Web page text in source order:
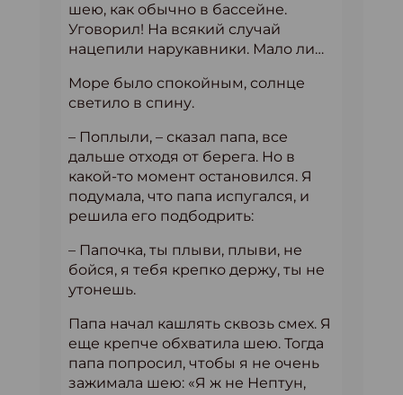
шею, как обычно в бассейне.
Уговорил! На всякий случай
нацепили нарукавники. Мало ли…
Море было спокойным, солнце
светило в спину.
– Поплыли, – сказал папа, все
дальше отходя от берега. Но в
какой-то момент остановился. Я
подумала, что папа испугался, и
решила его подбодрить:
– Папочка, ты плыви, плыви, не
бойся, я тебя крепко держу, ты не
утонешь.
Папа начал кашлять сквозь смех. Я
еще крепче обхватила шею. Тогда
папа попросил, чтобы я не очень
зажимала шею: «Я ж не Нептун,